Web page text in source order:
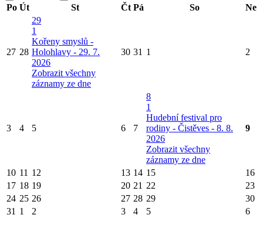
Po Út St Čt Pá So Ne
27 28
29
1
Kořeny smyslů -
Holohlavy - 29. 7.
2026
Zobrazit všechny
záznamy ze dne
30 31 1 2
3 4 5 6 7
8
1
Hudební festival pro
rodiny - Čistěves - 8. 8.
2026
Zobrazit všechny
záznamy ze dne
9
10 11 12 13 14 15
16
17 18 19 20 21 22
23
24 25 26 27 28 29
30
31 1 2 3 4 5 6